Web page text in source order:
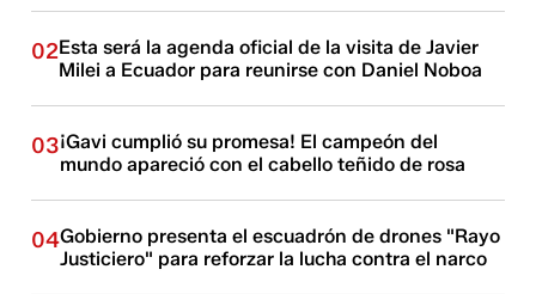
02Esta será la agenda oficial de la visita de Javier
Milei a Ecuador para reunirse con Daniel Noboa
03¡Gavi cumplió su promesa! El campeón del
mundo apareció con el cabello teñido de rosa
04Gobierno presenta el escuadrón de drones "Rayo
Justiciero" para reforzar la lucha contra el narco